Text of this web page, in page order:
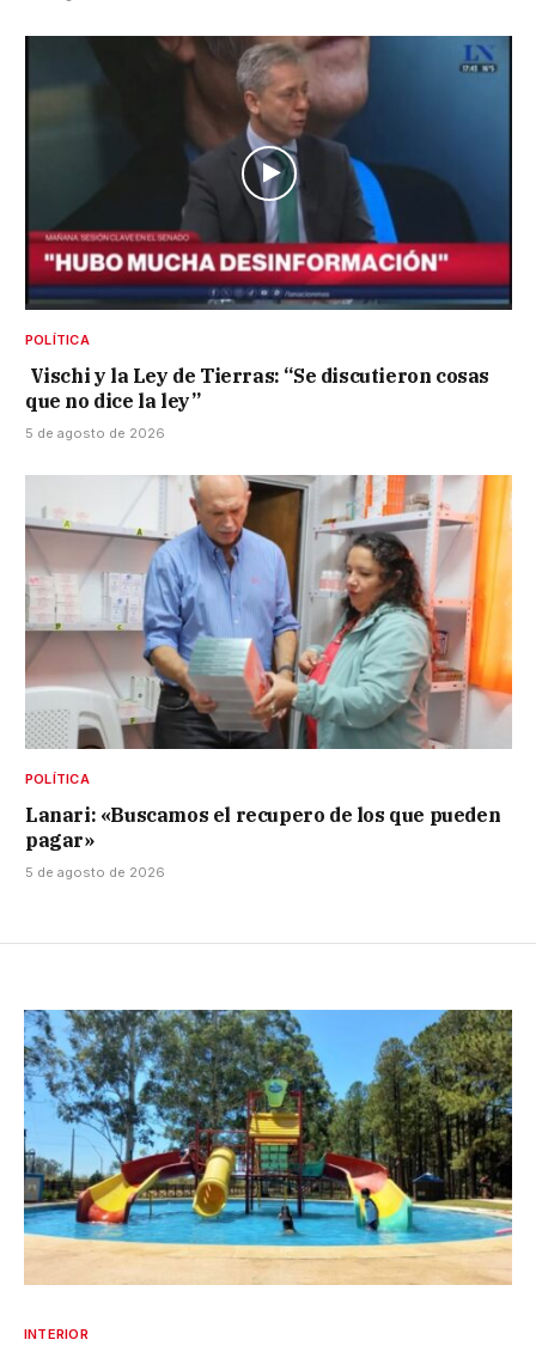
POLÍTICA
Vischi y la Ley de Tierras: “Se discutieron cosas
que no dice la ley”
5 de agosto de 2026
POLÍTICA
Lanari: «Buscamos el recupero de los que pueden
pagar»
5 de agosto de 2026
INTERIOR